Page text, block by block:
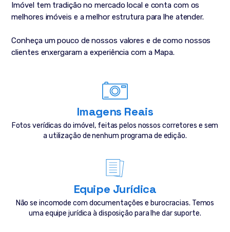
Imóvel tem tradição no mercado local e conta com os
melhores imóveis e a melhor estrutura para lhe atender.
Conheça um pouco de nossos valores e de como nossos
clientes enxergaram a experiência com a Mapa.
Imagens Reais
Fotos verídicas do imóvel, feitas pelos nossos corretores e sem
a utilização de nenhum programa de edição.
Equipe Jurídica
Não se incomode com documentações e burocracias. Temos
uma equipe jurídica à disposição para lhe dar suporte.